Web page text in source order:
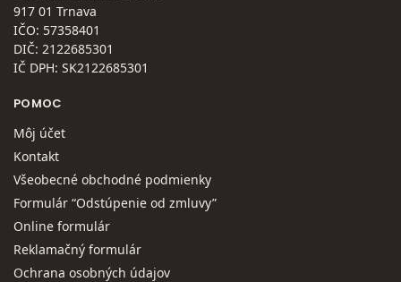
917 01 Trnava
IČO: 57358401
DIČ: 2122685301
IČ DPH: SK2122685301
POMOC
Môj účet
Kontakt
Všeobecné obchodné podmienky
Formulár “Odstúpenie od zmluvy”
Online formulár
Reklamačný formulár
Ochrana osobných údajov